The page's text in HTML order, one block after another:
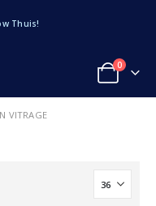
Thuis!
0
VITRAGE